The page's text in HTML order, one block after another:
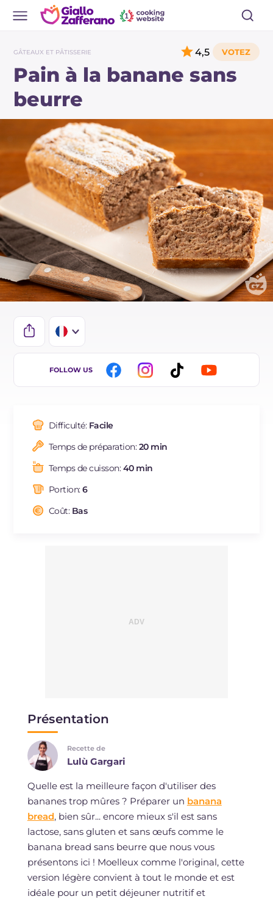
GÂTEAUX ET PÂTISSERIE
Pain à la banane sans
beurre
4,5
IT
ES
BR
NL
FOLLOW US
Difficulté: Facile
Temps de préparation:20 min
Temps de cuisson:40 min
Portion:6
Coût: Bas
Présentation
Recette de
Lulù Gargari
Quelle est la meilleure façon d'utiliser des
bananes trop mûres ? Préparer un banana
bread, bien sûr... encore mieux s'il est sans
lactose, sans gluten et sans œufs comme le
banana bread sans beurre que nous vous
présentons ici ! Moelleux comme l'original, cette
version légère convient à tout le monde et est
idéale pour un petit déjeuner nutritif et